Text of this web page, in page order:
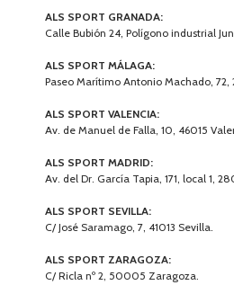
ALS SPORT GRANADA:
Calle Bubión 24, Polígono industrial
ALS SPORT MÁLAGA:
Paseo Marítimo Antonio Machado,
ALS SPORT VALENCIA:
Av. de Manuel de Falla, 10, 46015
ALS SPORT MADRID:
Av. del Dr. García Tapia, 171, local 1,
ALS SPORT SEVILLA:
C/ José Saramago, 7, 41013 Sevilla.
ALS SPORT ZARAGOZA:
C/ Ricla nº 2, 50005 Zaragoza.